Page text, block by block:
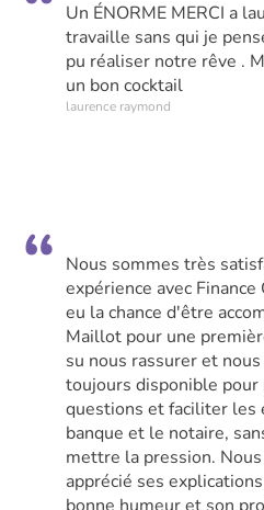
Un ÉNORME MERCI a
travaille sans qui je
pu réaliser notre rêve .
un bon cocktail
laurence raymond
Nous sommes très
expérience avec
eu la chance d'être
Maillot pour une
su nous rassurer et
toujours disponible pour
questions et faciliter les
banque et le notaire,
mettre la pression.
apprécié ses